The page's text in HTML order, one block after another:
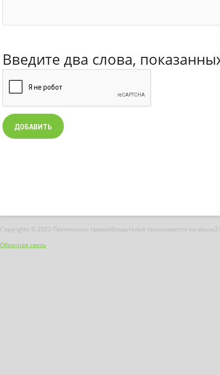
Введите два слова,
Copyrights © 2023 Претензиии правообладателей принимаются на
Обратная связь